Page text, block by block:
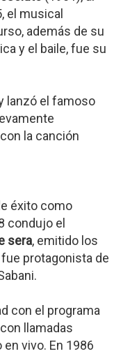
el musical
además de su
y el baile, fue su
lanzó el famoso
la canción
éxito como
condujo el
sera, emitido los
protagonista de
con el programa
llamadas
vivo. En 1986